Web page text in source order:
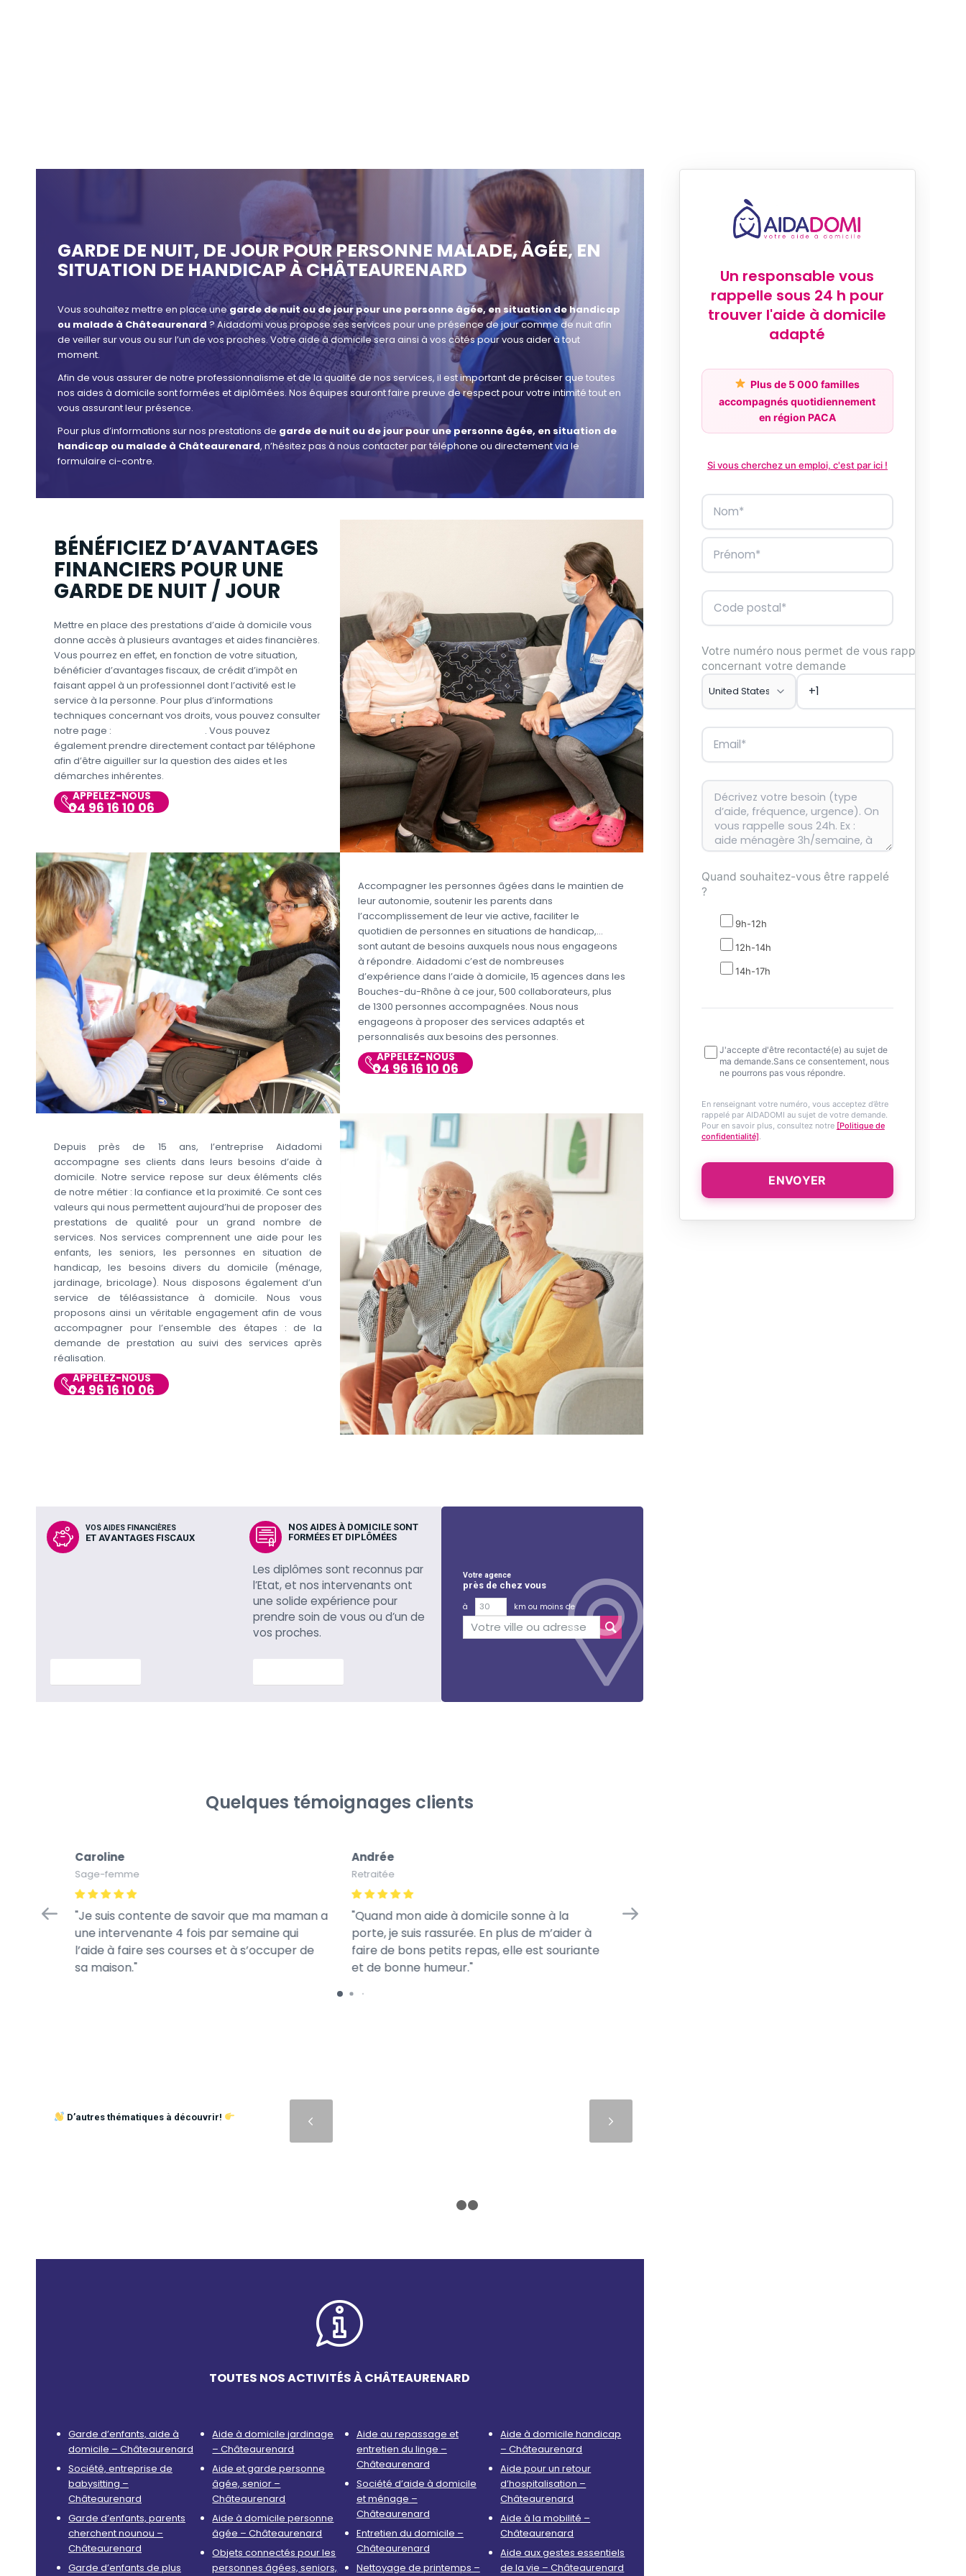
GARDE DE NUIT, DE JOUR POUR PERSONNE MALADE, ÂGÉE, EN
SITUATION DE HANDICAP À CHÂTEAURENARD
Vous souhaitez mettre en place unegarde de nuit ou de jour pour une personne âgée, en situation de handicap
ou malade à Châteaurenard ? Aidadomi vous propose ses services pour une présence de jour comme de nuit afin
de veiller sur vous ou sur l’un de vos proches. Votre aide à domicile sera ainsi à vos côtés pour vous aider à tout
moment.
Afin de vous assurer de notre professionnalisme et de la qualité de nos services, il est important de préciser que toutes
nos aides à domicile sont formées et diplômées. Nos équipes sauront faire preuve de respect pour votre intimité tout en
vous assurant leur présence.
Pour plus d’informations sur nos prestations de garde de nuit ou de jour pour une personne âgée, en situation de
handicap ou malade à Châteaurenard, n’hésitez pas à nous contacter par téléphone ou directement via le
formulaire ci-contre.
BÉNÉFICIEZ D’AVANTAGES
FINANCIERS POUR UNE
GARDE DE NUIT / JOUR
Mettre en place des prestations d’aide à domicile vous
donne accès à plusieurs avantages et aides financières.
Vous pourrez en effet, en fonction de votre situation,
bénéficier d’avantages fiscaux, de crédit d’impôt en
faisant appel à un professionnel dont l’activité est le
service à la personne. Pour plus d’informations
techniques concernant vos droits, vous pouvez consulter
notre page :
. Vous pouvez
également prendre directement contact par téléphone
afin d’être aiguiller sur la question des aides et les
démarches inhérentes.
APPELEZ-NOUS
04 96 16 10 06
Accompagner les personnes âgées dans le maintien de
leur autonomie, soutenir les parents dans
l’accomplissement de leur vie active, faciliter le
quotidien de personnes en situations de handicap,…
sont autant de besoins auxquels nous nous engageons
à répondre. Aidadomi c’est de nombreuses
d’expérience dans l’aide à domicile, 15 agences dans les
Bouches-du-Rhône à ce jour, 500 collaborateurs, plus
de 1300 personnes accompagnées. Nous nous
engageons à proposer des services adaptés et
personnalisés aux besoins des personnes.
APPELEZ-NOUS
04 96 16 10 06
Depuis près de 15 ans, l’entreprise Aidadomi
accompagne ses clients dans leurs besoins d’aide à
domicile. Notre service repose sur deux éléments clés
de notre métier : la confiance et la proximité. Ce sont ces
valeurs qui nous permettent aujourd’hui de proposer des
prestations de qualité pour un grand nombre de
services. Nos services comprennent une aide pour les
enfants, les seniors, les personnes en situation de
handicap, les besoins divers du domicile (ménage,
jardinage, bricolage). Nous disposons également d’un
service de téléassistance à domicile. Nous vous
proposons ainsi un véritable engagement afin de vous
accompagner pour l’ensemble des étapes : de la
demande de prestation au suivi des services après
réalisation.
APPELEZ-NOUS
04 96 16 10 06
VOS AIDES FINANCIÈRES
ET AVANTAGES FISCAUX
NOS AIDES À DOMICILE SONT
FORMÉES ET DIPLÔMÉES
Les diplômes sont reconnus par
l’Etat, et nos intervenants ont
une solide expérience pour
prendre soin de vous ou d’un de
vos proches.
Votre agence
près de chez vous
à
km ou moins de
Quelques témoignages clients
Caroline
Sage-femme
Je suis contente de savoir que ma maman a
une intervenante 4 fois par semaine qui
l’aide à faire ses courses et à s’occuper de
sa maison.
Andrée
Retraitée
Quand mon aide à domicile sonne à la
porte, je suis rassurée. En plus de m’aider à
faire de bons petits repas, elle est souriante
et de bonne humeur.
Je n’ai plus la force de m’occuper seule de
D’autres thématiques à découvrir!
Précédent
TOUTES NOS ACTIVITÉS À CHÂTEAURENARD
Garde d’enfants, aide à
domicile – Châteaurenard
Société, entreprise de
babysitting –
Châteaurenard
Garde d’enfants, parents
cherchent nounou –
Châteaurenard
Garde d’enfants de plus
Aide à domicile jardinage
– Châteaurenard
Aide et garde personne
âgée, senior –
Châteaurenard
Aide à domicile personne
âgée – Châteaurenard
Objets connectés pour les
personnes âgées, seniors,
Aide au repassage et
entretien du linge –
Châteaurenard
Société d’aide à domicile
et ménage –
Châteaurenard
Entretien du domicile –
Châteaurenard
Nettoyage de printemps –
Aide à domicile handicap
– Châteaurenard
Aide pour un retour
d’hospitalisation –
Châteaurenard
Aide à la mobilité –
Châteaurenard
Aide aux gestes essentiels
de la vie – Châteaurenard
Un responsable vous
rappelle sous 24 h pour
trouver l'aide à domicile
adapté
Plus de 5 000 familles
accompagnés quotidiennement
en région PACA
Si vous cherchez un emploi, c'est par ici !
Votre numéro nous permet de vous rappeler
concernant votre demande
Quand souhaitez-vous être rappelé
?
9h-12h
12h-14h
14h-17h
J'accepte d'être recontacté(e) au sujet de
ma demande.Sans ce consentement, nous
ne pourrons pas vous répondre.
En renseignant votre numéro, vous acceptez d’être
rappelé par AIDADOMI au sujet de votre demande.
Pour en savoir plus, consultez notre [Politique de
confidentialité]